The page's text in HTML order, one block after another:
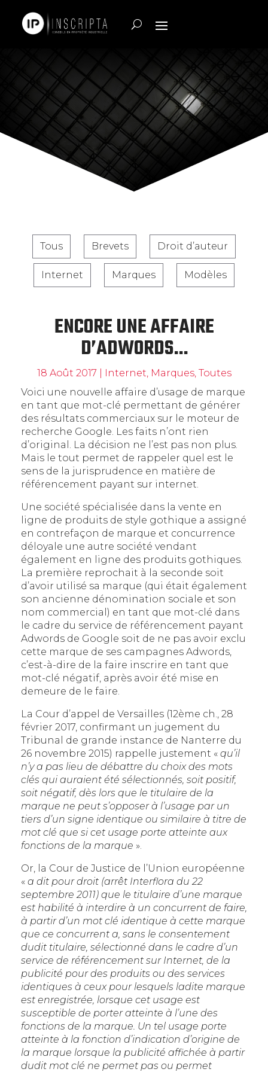
Tous Brevets Droit d’auteur
Internet Marques Modèles
ENCORE UNE AFFAIRE
D’ADWORDS…
18 Août 2017 Internet, Marques, Toutes
Voici une nouvelle affaire d’usage de marque
en tant que mot-clé permettant de générer
des résultats commerciaux sur le moteur de
recherche Google. Les faits n’ont rien
d’original. La décision ne l’est pas non plus.
Mais le tout permet de rappeler quel est le
sens de la jurisprudence en matière de
référencement payant sur internet.
Une société spécialisée dans la vente en
ligne de produits de style gothique a assigné
en contrefaçon de marque et concurrence
déloyale une autre société vendant
également en ligne des produits gothiques.
La première reprochait à la seconde soit
d’avoir utilisé sa marque (qui était également
son ancienne dénomination sociale et son
nom commercial) en tant que mot-clé dans
le cadre du service de référencement payant
Adwords de Google soit de ne pas avoir exclu
cette marque de ses campagnes Adwords,
c’est-à-dire de la faire inscrire en tant que
mot-clé négatif, après avoir été mise en
demeure de le faire.
La Cour d’appel de Versailles (12ème ch., 28
février 2017, confirmant un jugement du
Tribunal de grande instance de Nanterre du
26 novembre 2015) rappelle justement « qu’il
n’y a pas lieu de débattre du choix des mots
clés qui auraient été sélectionnés, soit positif,
soit négatif, dès lors que le titulaire de la
marque ne peut s’opposer à l’usage par un
tiers d’un signe identique ou similaire à titre de
mot clé que si cet usage porte atteinte aux
fonctions de la marque ».
Or, la Cour de Justice de l’Union européenne
« a dit pour droit (arrêt Interflora du 22
septembre 2011) que le titulaire d’une marque
est habilité à interdire à un concurrent de faire,
à partir d’un mot clé identique à cette marque
que ce concurrent a, sans le consentement
dudit titulaire, sélectionné dans le cadre d’un
service de référencement sur Internet, de la
publicité pour des produits ou des services
identiques à ceux pour lesquels ladite marque
est enregistrée, lorsque cet usage est
susceptible de porter atteinte à l’une des
fonctions de la marque. Un tel usage porte
atteinte à la fonction d’indication d’origine de
la marque lorsque la publicité affichée à partir
dudit mot clé ne permet pas ou permet